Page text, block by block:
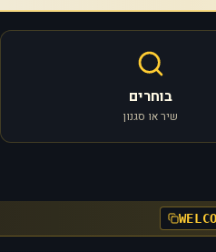
בוחרים
שיר או סגנון